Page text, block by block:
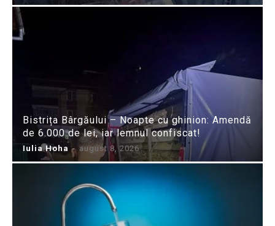
Bistrița Bârgăului – Noapte cu ghinion: Amendă
de 6.000 de lei, iar lemnul confiscat!
Iulia Hoha - august 8, 2026